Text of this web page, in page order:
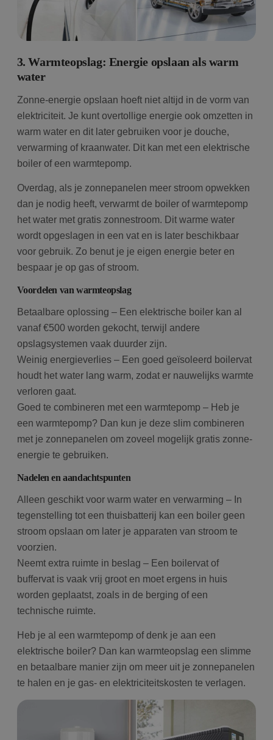
3. Warmteopslag: Energie opslaan als warm
water
Zonne-energie opslaan hoeft niet altijd in de vorm van
elektriciteit. Je kunt overtollige energie ook omzetten in
warm water en dit later gebruiken voor je douche,
verwarming of kraanwater. Dit kan met een elektrische
boiler of een warmtepomp.
Overdag, als je zonnepanelen meer stroom opwekken
dan je nodig heeft, verwarmt de boiler of warmtepomp
het water met gratis zonnestroom. Dit warme water
wordt opgeslagen in een vat en is later beschikbaar
voor gebruik. Zo benut je je eigen energie beter en
bespaar je op gas of stroom.
Voordelen van warmteopslag
Betaalbare oplossing – Een elektrische boiler kan al
vanaf €500 worden gekocht, terwijl andere
opslagsystemen vaak duurder zijn.
Weinig energieverlies – Een goed geïsoleerd boilervat
houdt het water lang warm, zodat er nauwelijks warmte
verloren gaat.
Goed te combineren met een warmtepomp – Heb je
een warmtepomp? Dan kun je deze slim combineren
met je zonnepanelen om zoveel mogelijk gratis zonne-
energie te gebruiken.
Nadelen en aandachtspunten
Alleen geschikt voor warm water en verwarming – In
tegenstelling tot een thuisbatterij kan een boiler geen
stroom opslaan om later je apparaten van stroom te
voorzien.
Neemt extra ruimte in beslag – Een boilervat of
buffervat is vaak vrij groot en moet ergens in huis
worden geplaatst, zoals in de berging of een
technische ruimte.
Heb je al een warmtepomp of denk je aan een
elektrische boiler? Dan kan warmteopslag een slimme
en betaalbare manier zijn om meer uit je zonnepanelen
te halen en je gas- en elektriciteitskosten te verlagen.